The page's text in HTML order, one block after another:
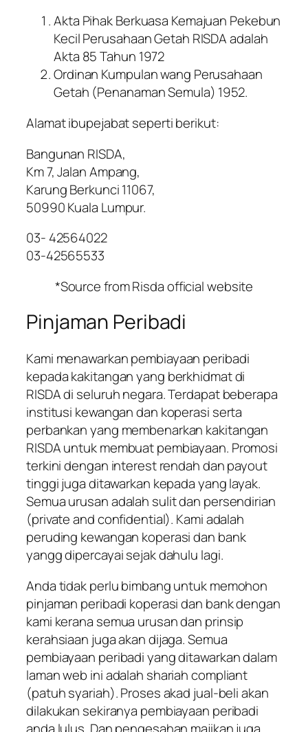
Akta Pihak Berkuasa Kemajuan Pekebun
Kecil Perusahaan Getah RISDA adalah
Akta 85 Tahun 1972
Ordinan Kumpulan wang Perusahaan
Getah (Penanaman Semula) 1952.
Alamat ibupejabat seperti berikut:
Bangunan RISDA,
Km 7, Jalan Ampang,
Karung Berkunci 11067,
50990 Kuala Lumpur.
03- 42564022
03-42565533
*Source from Risda official website
Pinjaman Peribadi
Kami menawarkan pembiayaan peribadi
kepada kakitangan yang berkhidmat di
RISDA di seluruh negara. Terdapat beberapa
institusi kewangan dan koperasi serta
perbankan yang membenarkan kakitangan
RISDA untuk membuat pembiayaan. Promosi
terkini dengan interest rendah dan payout
tinggi juga ditawarkan kepada yang layak.
Semua urusan adalah sulit dan persendirian
(private and confidential). Kami adalah
peruding kewangan koperasi dan bank
yangg dipercayai sejak dahulu lagi.
Anda tidak perlu bimbang untuk memohon
pinjaman peribadi koperasi dan bank dengan
kami kerana semua urusan dan prinsip
kerahsiaan juga akan dijaga. Semua
pembiayaan peribadi yang ditawarkan dalam
laman web ini adalah shariah compliant
(patuh syariah). Proses akad jual-beli akan
dilakukan sekiranya pembiayaan peribadi
anda lulus. Dan pengesahan majikan juga